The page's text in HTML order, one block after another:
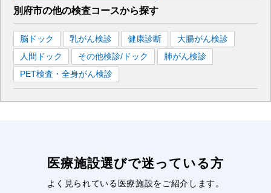
別府市の他の検査コースから探す
脳ドック 乳がん検診 健康診断
大腸がん検診
人間ドック
その他検診/ドック
肺がん検診
PET検査・全身がん検診
医療施設選びで迷っている方
よく見られている医療施設をご紹介します。